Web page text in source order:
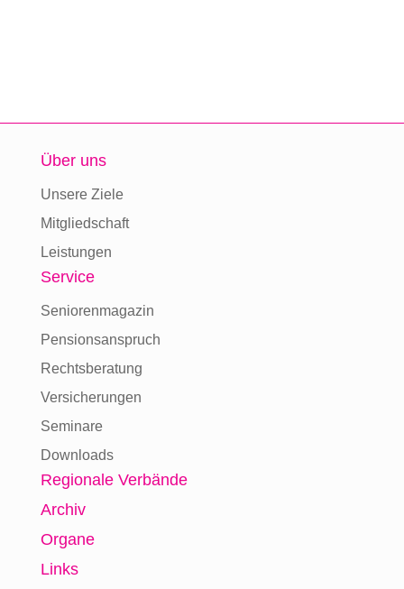
Über uns
Unsere Ziele
Mitgliedschaft
Leistungen
Service
Seniorenmagazin
Pensionsanspruch
Rechtsberatung
Versicherungen
Seminare
Downloads
Regionale Verbände
Archiv
Organe
Links